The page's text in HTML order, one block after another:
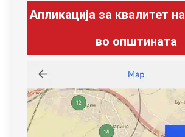
Апликација за квалитет
во општината